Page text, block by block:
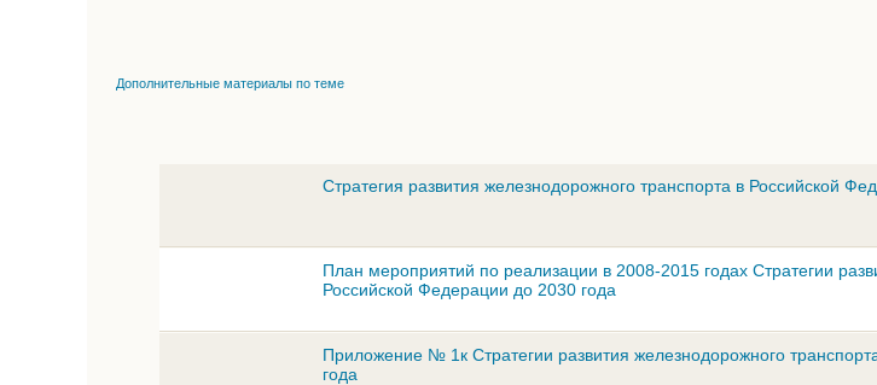
Дополнительные материалы по теме
Стратегия развития железнодорожного транспорта в Российской
План мероприятий по реализации в 2008-2015 годах Стратегии
Российской Федерации до 2030 года
Приложение № 1к Стратегии развития железнодорожного
года